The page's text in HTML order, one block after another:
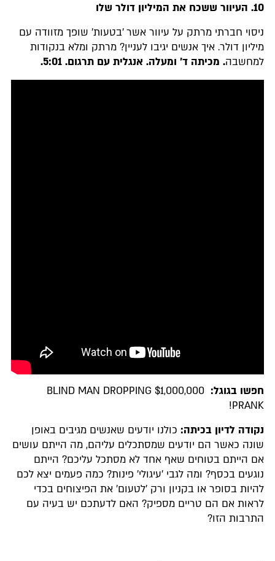
10. העיוור ששכח את המיליון דולר שלו
ניסוי חברתי מרתק על עיוור אשר 'בטעות' שופך מזוודה עם
מיליון דולר. איך אנשים יגיבו לעניין? מרתק ומלא בנקודות
למחשבה. מכיתה ד' ומעלה. אנגלית עם תרגום.
5:01.
חפשו בגוגל: BLIND MAN DROPPING $1,000,000
PRANK!
נקודה לדיון בכיתה: כולנו יודעים שאנשים מגיבים באופן
שונה כאשר הם יודעים שמסתכלים עליהם, מה הייתם עושים
אם הייתם בטוחים שאף אחד לא מסתכל עליכם? הייתם
נוגעים בכסף? ומה לגבי 'עיגולי' פינות? כמה פעמים יצא לכם
להיות בסופר או בקניון ורק 'לטעום' את הפיצוחים בכדי
לראות אם הם טריים מספיק? האם לדעתכם יש בעיה עם
התרבות הזו?